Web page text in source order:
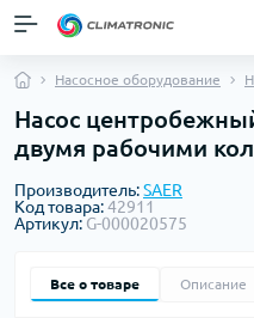
Насосное оборудование
Насос
двумя рабочими
Производитель:SAER
Код товара:42911
Артикул: G-000020575
Все о товаре Описание